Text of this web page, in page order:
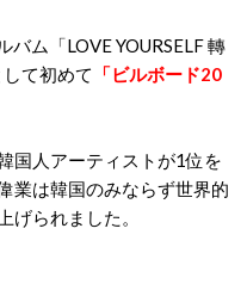
ム「LOVE YOURSELF 轉
て初めて
「ビルボード20
国人アーティストが1位を
業は韓国のみならず世界的
げられました。